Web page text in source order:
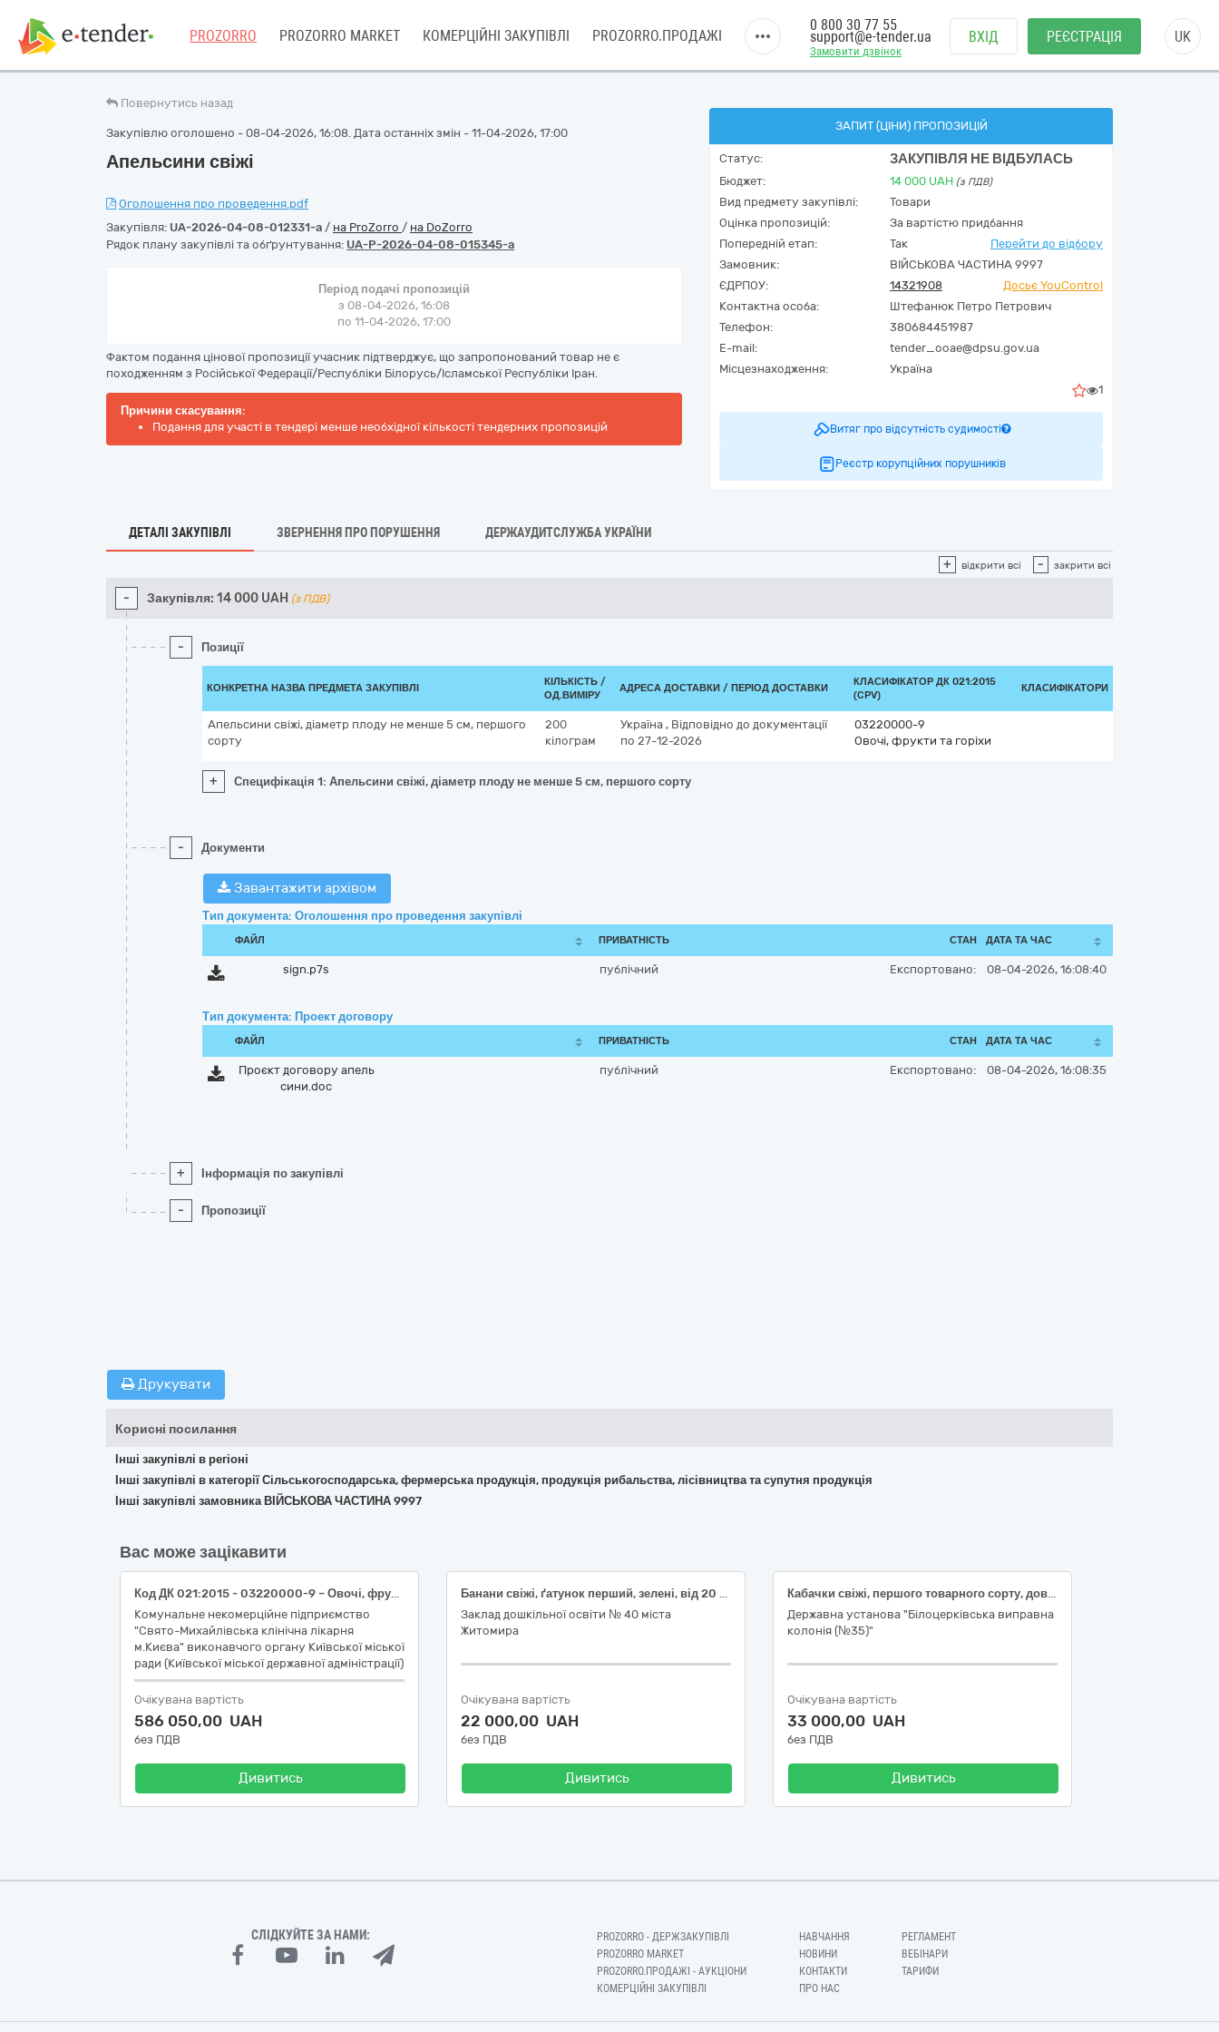
PROZORRO PROZORRO MARKET КОМЕРЦІЙНІ ЗАКУПІВЛІ PROZORRO.ПРОДАЖІ
Замовити дзвінок
0 800 30 77 55
support@e-tender.ua ВХІД РЕЄСТРАЦІЯ UK
Повернутись назад
Закупівлю оголошено - 08-04-2026, 16:08. Дата останніх змін - 11-04-2026, 17:00
Апельсини свіжі
Оголошення про проведення.pdf
Закупівля: UA-2026-04-08-012331-a / на ProZorro / на DoZorro
Рядок плану закупівлі та обґрунтування: UA-P-2026-04-08-015345-a
Період подачі пропозицій
з 08-04-2026, 16:08
по 11-04-2026, 17:00
Фактом подання цінової пропозиції учасник підтверджує, що запропонований товар не є
походженням з Російської Федерації/Республіки Білорусь/Ісламської Республіки Іран.
Причини скасування:
Подання для участі в тендері менше необхідної кількості тендерних пропозицій
ЗАПИТ (ЦІНИ) ПРОПОЗИЦІЙ
Статус: ЗАКУПІВЛЯ НЕ ВІДБУЛАСЬ
Бюджет: 14 000 UAH (з ПДВ)
Вид предмету закупівлі:
Товари
Оцінка пропозицій:
За вартістю придбання
Попередній етап:
Так
Перейти до відбору
Замовник:
ВІЙСЬКОВА ЧАСТИНА 9997
ЄДРПОУ:
14321908
Досьє YouControl
Контактна особа:
Штефанюк Петро Петрович
Телефон:
380684451987
E-mail:
tender_ooae@dpsu.gov.ua
Місцезнаходження:
Україна
1
Витяг про відсутність судимості
Реєстр корупційних порушників
ДЕТАЛІ ЗАКУПІВЛІ ЗВЕРНЕННЯ ПРО ПОРУШЕННЯ ДЕРЖАУДИТСЛУЖБА УКРАЇНИ
+ відкрити всі - закрити всі
- Закупівля: 14 000 UAH (з ПДВ)
- Позиції
КОНКРЕТНА НАЗВА ПРЕДМЕТА ЗАКУПІВЛІ
КІЛЬКІСТЬ /
ОД.ВИМІРУ
АДРЕСА ДОСТАВКИ / ПЕРІОД ДОСТАВКИ
КЛАСИФІКАТОР ДК 021:2015
(CPV)
КЛАСИФІКАТОРИ
Апельсини свіжі, діаметр плоду не менше 5 см, першого
сорту
200
кілограм
Україна , Відповідно до документації
по 27-12-2026
03220000-9
Овочі, фрукти та горіхи
+ Специфікація 1: Апельсини свіжі, діаметр плоду не менше 5 см, першого сорту
- Документи
Завантажити архівом
Тип документа: Оголошення про проведення закупівлі
ФАЙЛ ПРИВАТНІСТЬ СТАН ДАТА ТА ЧАС
sign.p7s публічний Експортовано: 08-04-2026, 16:08:40
Тип документа: Проект договору
ФАЙЛ ПРИВАТНІСТЬ СТАН ДАТА ТА ЧАС
Проєкт договору апель
сини.doc
публічний Експортовано: 08-04-2026, 16:08:35
+ Інформація по закупівлі
- Пропозиції
Друкувати
Корисні посилання
Інші закупівлі в регіоні
Інші закупівлі в категорії Сільськогосподарська, фермерська продукція, продукція рибальства, лісівництва та супутня продукція
Інші закупівлі замовника ВІЙСЬКОВА ЧАСТИНА 9997
Вас може зацікавити
Код ДК 021:2015 - 03220000-9 – Овочі, фрукти та горіхи.
Комунальне некомерційне підприємство
"Свято-Михайлівська клінічна лікарня
м.Києва" виконавчого органу Київської міської
ради (Київської міської державної адміністрації)
Очікувана вартість
586 050,00 UAH
без ПДВ
Дивитись
Банани свіжі, ґатунок перший, зелені, від 20 см, діаметр плоду не більше 4 см, Апельсини свіжі, діаметр плоду не менше 5 см, вищого сорту, Огірки свіжі, польові, короткоплідні (до 14см), ДСТУ 3247, Помідори (томати) свіжі, польові, округлі, ДСТУ 3246, Персики свіжі, першого товарного сорту, не менше 50 мм , ДСТУ 7025, Буряк столовий молодий, з обрізаною зеленню, першого товарного сорту
Заклад дошкільної освіти № 40 міста
Житомира
Очікувана вартість
22 000,00 UAH
без ПДВ
Дивитись
Кабачки свіжі, першого товарного сорту, довжина 7-26 см
Державна установа "Білоцерківська виправна
колонія (№35)"
Очікувана вартість
33 000,00 UAH
без ПДВ
Дивитись
СЛІДКУЙТЕ ЗА НАМИ:
PROZORRO - ДЕРЖЗАКУПІВЛІ
PROZORRO MARKET
PROZORRO.ПРОДАЖІ - АУКЦІОНИ
КОМЕРЦІЙНІ ЗАКУПІВЛІ
НАВЧАННЯ
НОВИНИ
КОНТАКТИ
ПРО НАС
РЕГЛАМЕНТ
ВЕБІНАРИ
ТАРИФИ